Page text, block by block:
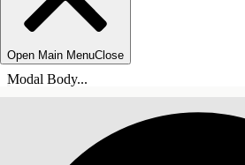
Open Main MenuClose
Modal Body...